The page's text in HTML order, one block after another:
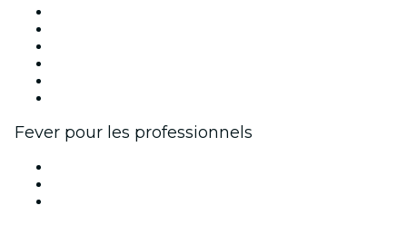
Fever pour les professionnels